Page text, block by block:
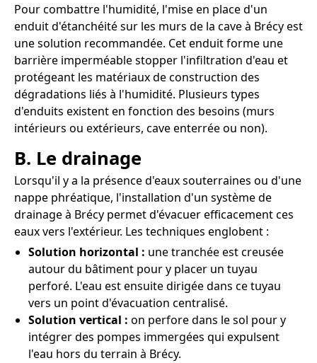
Pour combattre l'humidité, l'mise en place d'un
enduit d'étanchéité sur les murs de la cave à Brécy est
une solution recommandée. Cet enduit forme une
barrière imperméable stopper l'infiltration d'eau et
protégeant les matériaux de construction des
dégradations liés à l'humidité. Plusieurs types
d'enduits existent en fonction des besoins (murs
intérieurs ou extérieurs, cave enterrée ou non).
B. Le drainage
Lorsqu'il y a la présence d'eaux souterraines ou d'une
nappe phréatique, l'installation d'un système de
drainage à Brécy permet d'évacuer efficacement ces
eaux vers l'extérieur. Les techniques englobent :
Solution horizontal : une tranchée est creusée
autour du bâtiment pour y placer un tuyau
perforé. L'eau est ensuite dirigée dans ce tuyau
vers un point d'évacuation centralisé.
Solution vertical : on perfore dans le sol pour y
intégrer des pompes immergées qui expulsent
l'eau hors du terrain à Brécy.